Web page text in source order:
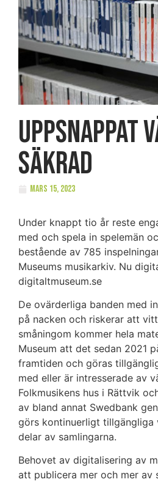
säkrad
mars 15, 2023
Under knappt tio år reste
med och spela in spelemän
bestående av 785
Museums musikarkiv. Nu
digitaltmuseum.se
De ovärderliga banden med
på nacken och riskerar att
småningom kommer hela
Museum att det sedan 2021
framtiden och göras
med eller är intresserade av
Folkmusikens hus i Rättvik
av bland annat Swedbank
görs kontinuerligt tillgängliga
delar av samlingarna.
Behovet av digitalisering av
att publicera mer och mer av